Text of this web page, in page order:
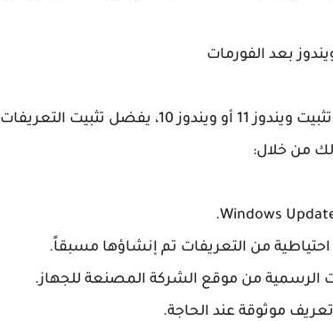
بعد الفورمات
بعد الانتهاء من تثبيت ويندوز 11 أو
من خلال:
من التعريفات تم إنشاؤها مسبقاً.
الرسمية من موقع الشركة المصنعة للجهاز.
موثوقة عند الحاجة.